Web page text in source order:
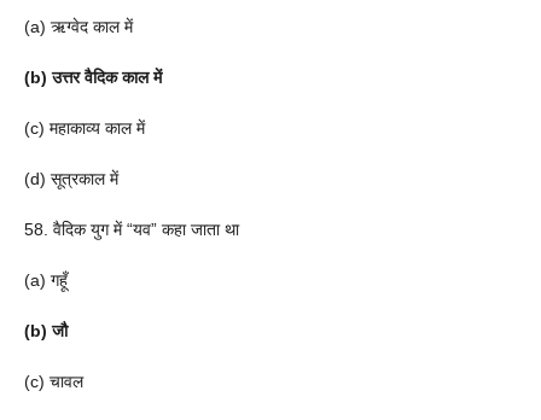
(a) ऋग्वेद काल में
(b) उत्तर वैदिक काल में
(c) महाकाव्य काल में
(d) सूत्रकाल में
58. वैदिक युग में “यव” कहा जाता था
(a) गहूँ
(b) जौ
(c) चावल